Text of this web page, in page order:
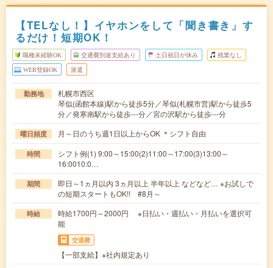
【TELなし！】イヤホンをして「聞き書き」す
るだけ！短期OK！
職種未経験OK 交通費別途支給あり 土日祝日が休み 残業なし
WEB登録OK 派遣
勤務地
札幌市西区
琴似(函館本線)駅から徒歩5分／琴似(札幌市営)駅から徒歩5
分／発寒南駅から徒歩---分／宮の沢駅から徒歩---分
曜日頻度 月～日のうち週1日以上からOK ＊シフト自由
時間
シフト例(1) 9:00～15:00(2)11:00～17:00(3)13:00～
16:0010:0…
期間
即日～1ヵ月以内 3ヵ月以上 半年以上 などなど… ※お試しで
の短期スタートもOK!! #8月～
時給
時給1700円～2000円 ※日払い・週払い・月払いを選択可
能
交通費
【一部支給】※社内規定あり